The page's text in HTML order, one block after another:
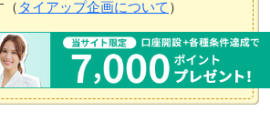
（ タイアップ企画について ）